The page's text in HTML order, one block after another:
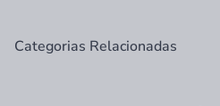
Categorias Relacionadas